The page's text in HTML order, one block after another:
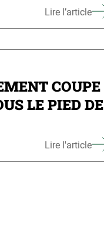
Lire l’article
COUPE
LE PIED DE
Lire l'article